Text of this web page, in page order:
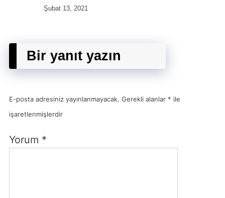
Şubat 13, 2021
Bir yanıt yazın
E-posta adresiniz yayınlanmayacak. Gerekli alanlar * ile
işaretlenmişlerdir
Yorum *